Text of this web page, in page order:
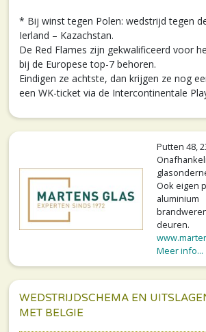
* Bij winst tegen Polen: wedstrijd tegen
Ierland – Kazachstan.
De Red Flames zijn gekwalificeerd voor
bij de Europese top-7 behoren.
Eindigen ze achtste, dan krijgen ze nog
een WK-ticket via de Intercontinentale
Putten 48,
Ook eigen
aluminium
deuren.
Meer info...
WEDSTRIJDSCHEMA EN
MET BELGIE